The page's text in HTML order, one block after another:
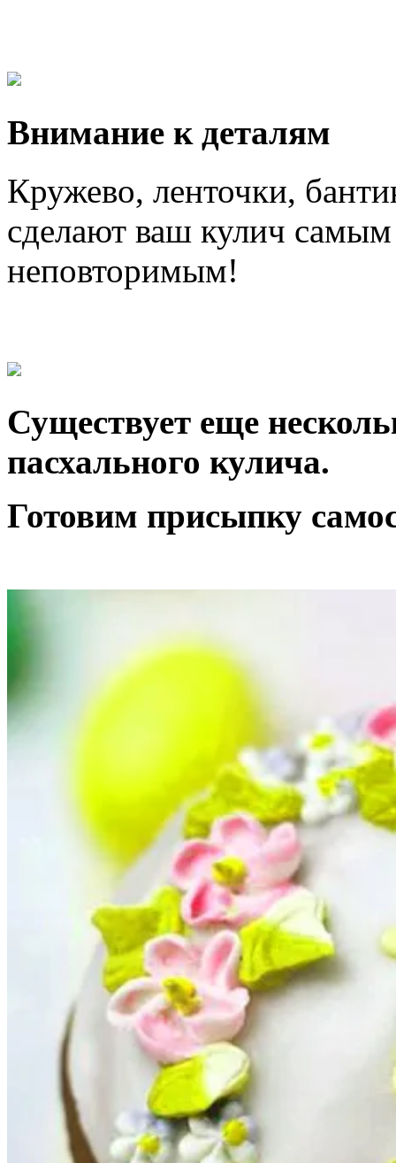
Внимание к деталям
Кружево, ленточки,
сделают ваш кулич
неповторимым!
Существует еще
пасхального кулича.
Готовим присыпку